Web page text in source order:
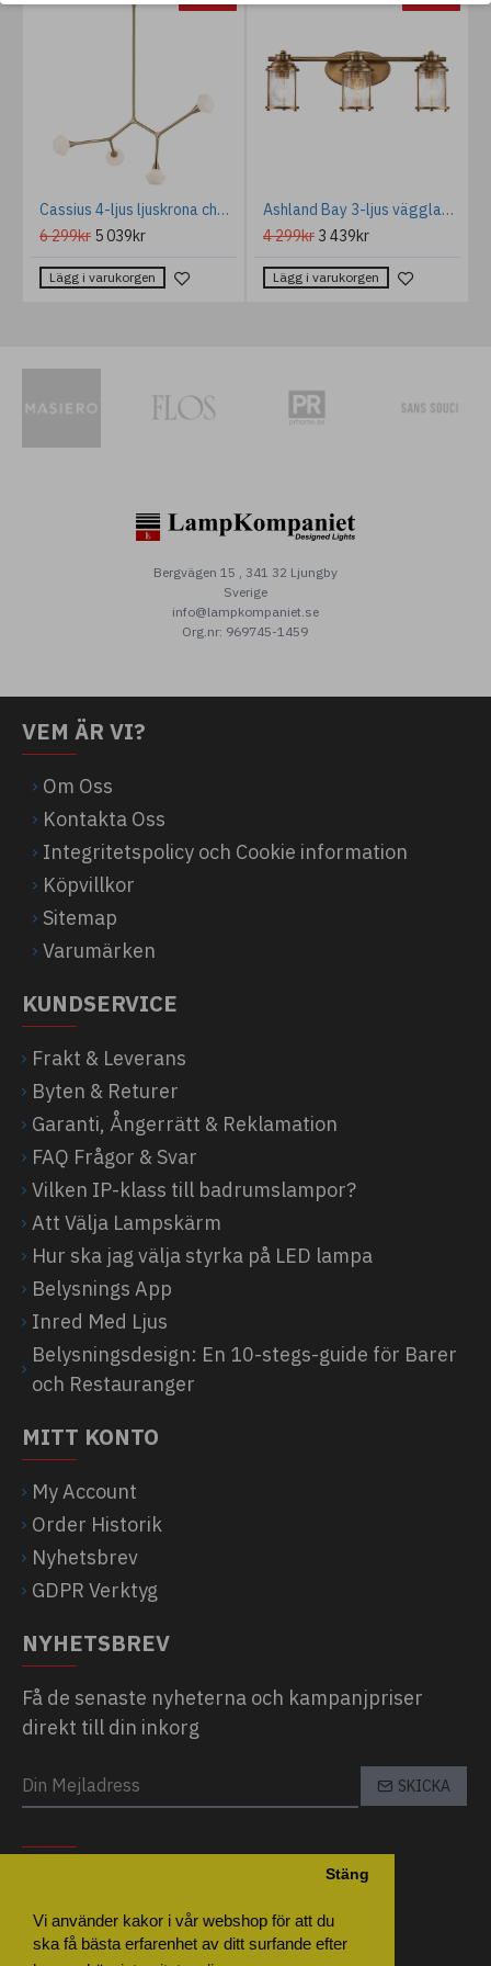
Vi använder kakor i vår webshop för att du
ska få bästa erfarenhet av ditt surfande efter
Stäng
Cassius 4-ljus ljuskrona champagnebrons/vit 100,3 cm
6 299kr 5 039kr
Lägg i varukorgen
Ashland Bay 3-ljus vägglampa naturlig mässing/glas 61cm IP44
4 299kr 3 439kr
Lägg i varukorgen
Bergvägen 15 , 341 32 Ljungby
Sverige
info@lampkompaniet.se
Org.nr: 969745-1459
VEM ÄR VI?
Om Oss
Kontakta Oss
Integritetspolicy och Cookie information
Köpvillkor
Sitemap
Varumärken
KUNDSERVICE
Frakt & Leverans
Byten & Returer
Garanti, Ångerrätt & Reklamation
FAQ Frågor & Svar
Vilken IP-klass till badrumslampor?
Att Välja Lampskärm
Hur ska jag välja styrka på LED lampa
Belysnings App
Inred Med Ljus
Belysningsdesign: En 10-stegs-guide för Barer
och Restauranger
MITT KONTO
My Account
Order Historik
Nyhetsbrev
GDPR Verktyg
NYHETSBREV
Få de senaste nyheterna och kampanjpriser
direkt till din inkorg
SKICKA